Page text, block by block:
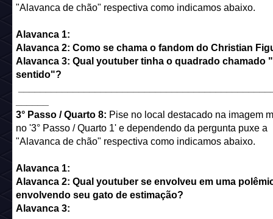
"Alavanca de chão" respectiva como indicamos abaixo.
Alavanca 1:
Alavanca 2: Como se chama o fandom do Christian
Alavanca 3: Qual youtuber tinha o quadrado chamado
sentido"?
3° Passo / Quarto 8: Pise no local destacado na imagem
no '3° Passo / Quarto 1' e dependendo da pergunta puxe a
"Alavanca de chão" respectiva como indicamos abaixo.
Alavanca 1:
Alavanca 2: Qual youtuber se envolveu em uma
envolvendo seu gato de estimação?
Alavanca 3: